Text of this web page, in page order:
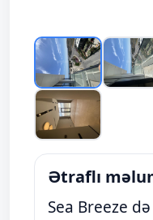
Ətraflı
Sea Breeze